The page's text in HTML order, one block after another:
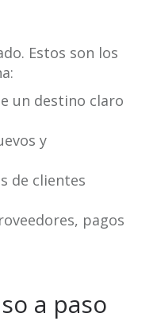
Estos son los
un destino claro
y
de clientes
pagos
a paso